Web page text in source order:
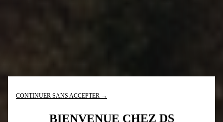
CONTINUER SANS ACCEPTER →
BIENVENUE CHEZ DS